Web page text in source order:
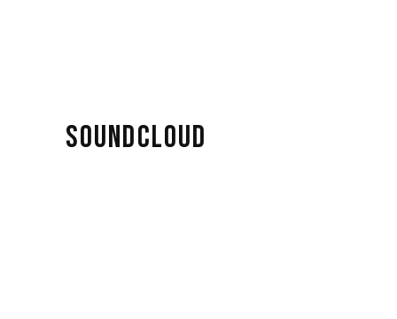
SOUNDCLOUD